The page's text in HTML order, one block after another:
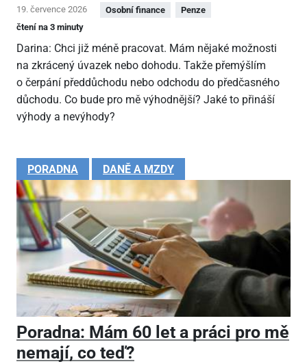
19. července 2026 Osobní finance
Penze
čtení na 3 minuty
Darina: Chci již méně pracovat. Mám nějaké možnosti
na zkrácený úvazek nebo dohodu. Takže přemýšlím
o čerpání předdůchodu nebo odchodu do předčasného
důchodu. Co bude pro mě výhodnější? Jaké to přináší
výhody a nevýhody?
PORADNA DANĚ A MZDY
Poradna: Mám 60 let a práci pro mě
nemají, co teď?